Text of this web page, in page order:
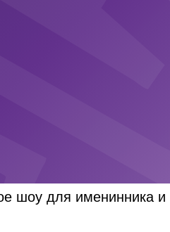
шоу для именинника и